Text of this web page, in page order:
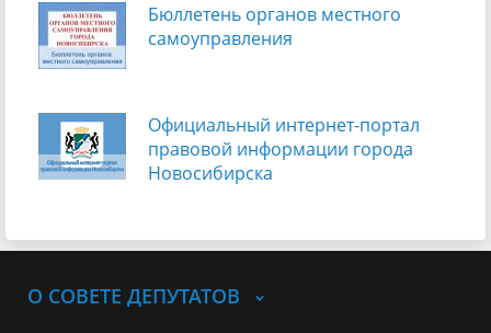
Бюллетень органов местного
самоуправления
Официальный интернет-портал
правовой информации города
Новосибирска
О СОВЕТЕ ДЕПУТАТОВ